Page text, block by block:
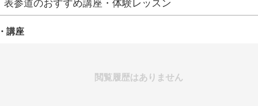
参道のおすすめ講座・体験レッスン
講座
閲覧履歴はありません